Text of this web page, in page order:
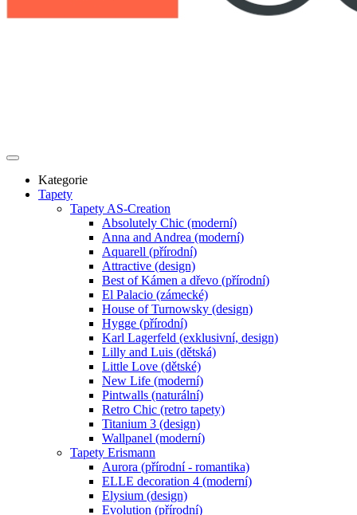
Kategorie
Tapety
Tapety AS-Creation
Absolutely Chic (moderní)
Anna and Andrea (moderní)
Aquarell (přírodní)
Attractive (design)
Best of Kámen a dřevo (přírodní)
El Palacio (zámecké)
House of Turnowsky (design)
Hygge (přírodní)
Karl Lagerfeld (exklusivní, design)
Lilly and Luis (dětská)
Little Love (dětské)
New Life (moderní)
Pintwalls (naturální)
Retro Chic (retro tapety)
Titanium 3 (design)
Wallpanel (moderní)
Tapety Erismann
Aurora (přírodní - romantika)
ELLE decoration 4 (moderní)
Elysium (design)
Evolution (přírodní)